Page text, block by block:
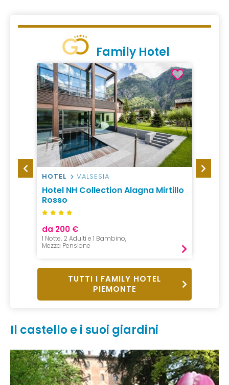
Family Hotel
HOTEL VALSESIA
Hotel NH Collection Alagna Mirtillo
Rosso
da 200 €
1 Notte, 2 Adulti e 1 Bambino,
Mezza Pensione
TUTTI I FAMILY HOTEL
PIEMONTE
Il castello e i suoi giardini